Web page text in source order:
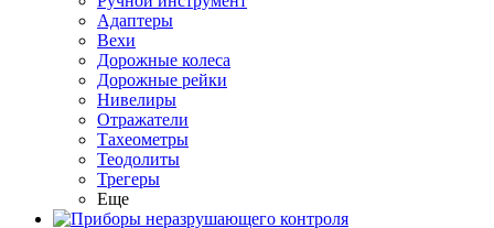
Адаптеры
Вехи
Дорожные колеса
Дорожные рейки
Нивелиры
Отражатели
Тахеометры
Теодолиты
Трегеры
Еще